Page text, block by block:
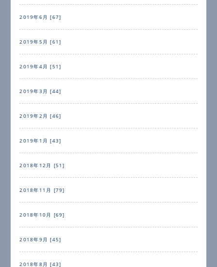
2019年6月 [67]
2019年5月 [61]
2019年4月 [51]
2019年3月 [44]
2019年2月 [46]
2019年1月 [43]
2018年12月 [51]
2018年11月 [79]
2018年10月 [69]
2018年9月 [45]
2018年8月 [43]